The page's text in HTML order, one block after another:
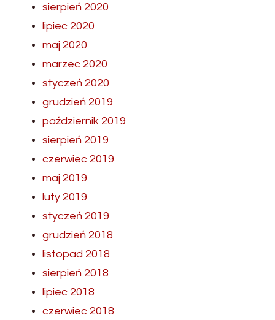
sierpień 2020
lipiec 2020
maj 2020
marzec 2020
styczeń 2020
grudzień 2019
październik 2019
sierpień 2019
czerwiec 2019
maj 2019
luty 2019
styczeń 2019
grudzień 2018
listopad 2018
sierpień 2018
lipiec 2018
czerwiec 2018